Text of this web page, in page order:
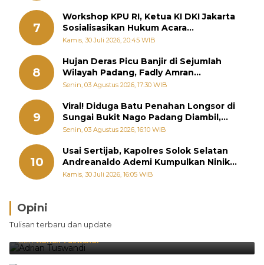
7
Workshop KPU RI, Ketua KI DKI Jakarta
Sosialisasikan Hukum Acara
Penyelesaian Sengketa Informasi Publik
Kamis, 30 Juli 2026, 20:45 WIB
8
Hujan Deras Picu Banjir di Sejumlah
Wilayah Padang, Fadly Amran
Perintahkan OPD Siaga
Senin, 03 Agustus 2026, 17:30 WIB
9
Viral! Diduga Batu Penahan Longsor di
Sungai Bukit Nago Padang Diambil,
Warga Khawatir Bencana Terulang
Senin, 03 Agustus 2026, 16:10 WIB
10
Usai Sertijab, Kapolres Solok Selatan
Andreanaldo Ademi Kumpulkan Ninik
Mamak Bahas Kamtibmas dan Judi
Kamis, 30 Juli 2026, 16:05 WIB
Opini
Tulisan terbaru dan update
Brasil Lebih Diunggulkan, tetapi Jepang Selalu
Punya Cara Membuat Kejutan
Oleh:Adrian Tuswandi